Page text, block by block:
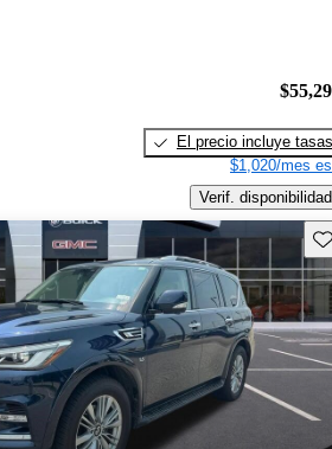
El precio incluye tasas
$1,020/mes
Verif. disponibilidad